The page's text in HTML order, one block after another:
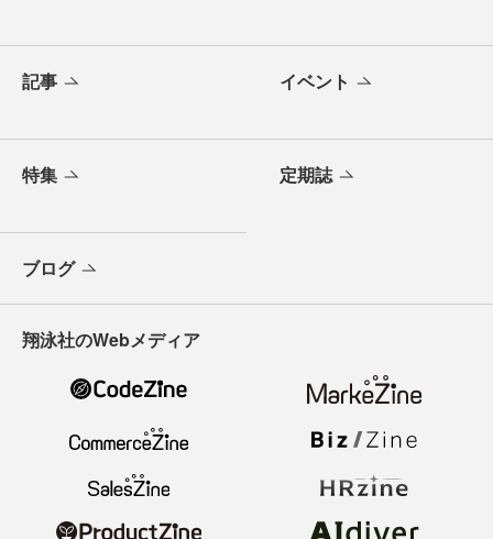
記事 イベント
特集 定期誌
ブログ
翔泳社のWebメディア